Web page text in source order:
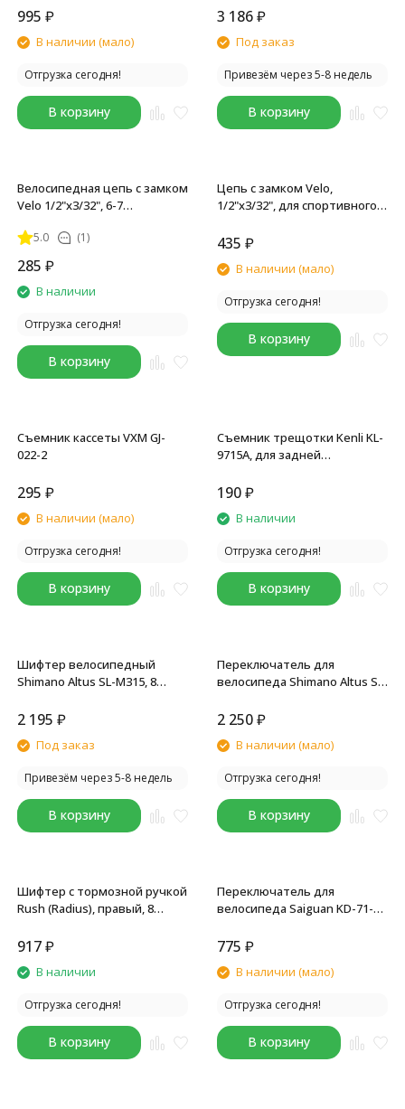
7R/CL573R
995 ₽
В наличии (мало)
Отгрузка сегодня!
В корзину
Link, Hyperglide
3 186₽
Под заказ
Привезём через 5-8 недель
В корзину
Велосипедная цепь с замком
Velo 1/2"x3/32", 6-7
5.0 (1)
285 ₽
В наличии
Отгрузка сегодня!
В корзину
Цепь с замком Velo,
1/2"x3/32", для спортивного
435 ₽
В наличии (мало)
Отгрузка сегодня!
В корзину
Съемник кассеты VXM GJ-
022-2
295 ₽
В наличии (мало)
Отгрузка сегодня!
В корзину
Съемник трещотки Kenli KL-
9715A, для задней
190₽
В наличии
Отгрузка сегодня!
В корзину
Шифтер велосипедный
Shimano Altus SL-M315, 8
мм
2 195 ₽
Под заказ
Привезём через 5-8 недель
В корзину
Переключатель для
велосипеда Shimano Altus SL-
трос 2050 мм
2 250₽
В наличии (мало)
Отгрузка сегодня!
В корзину
Шифтер с тормозной ручкой
Rush (Radius), правый, 8
Shimano ST-EF51, тросик
917₽
В наличии
Отгрузка сегодня!
В корзину
Переключатель для
велосипеда Saiguan KD-71-
шифтер, трос, черный
775 ₽
В наличии (мало)
Отгрузка сегодня!
В корзину